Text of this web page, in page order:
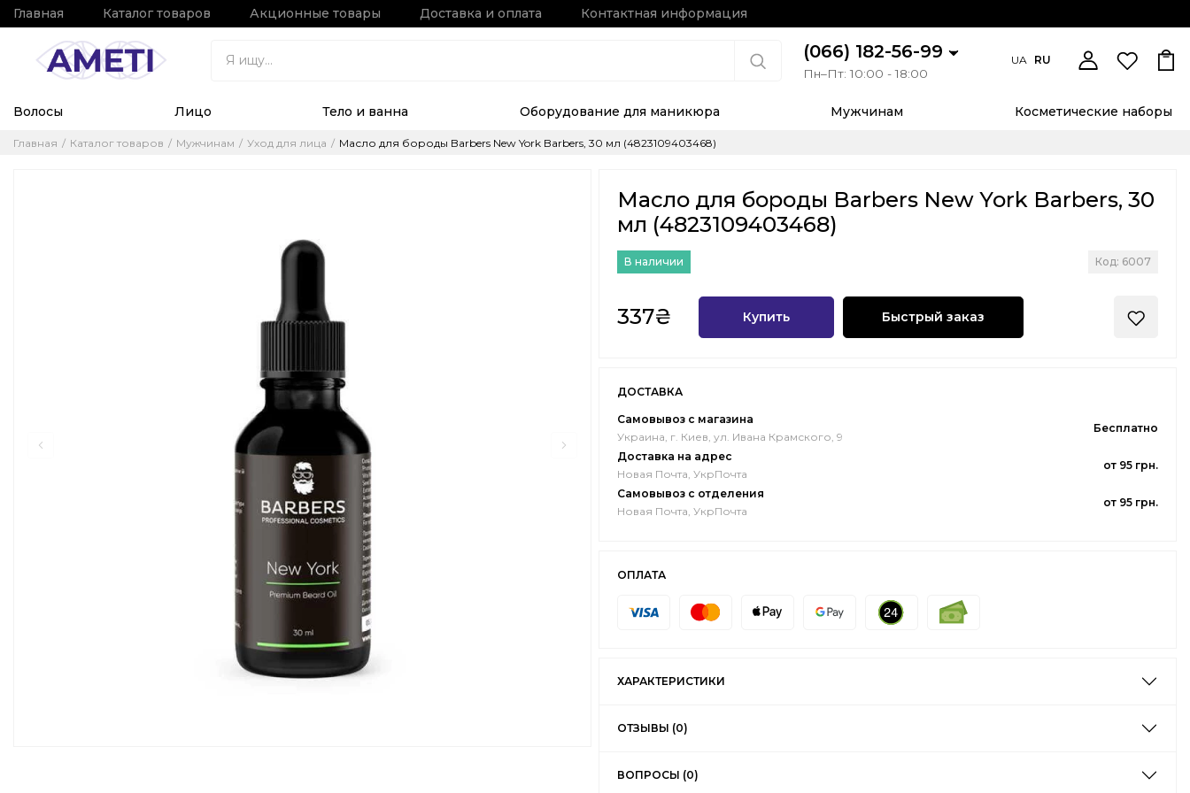
Главная Каталог товаров Акционные товары Доставка и оплата Контактная информация
(066) 182-56-99
Пн–Пт: 10:00 - 18:00
UA RU
Волосы Лицо Тело и ванна Оборудование для маникюра Мужчинам Косметические наборы
Главная Каталог товаров Мужчинам Уход для лица Масло для бороды Barbers New York Barbers, 30 мл (4823109403468)
Масло для бороды Barbers New York Barbers, 30
мл (4823109403468)
В наличии Код: 6007
337₴ Купить Быстрый заказ
ДОСТАВКА
Самовывоз с магазина
Украина, г. Киев, ул. Ивана Крамского, 9
Бесплатно
Доставка на адрес
Новая Почта, УкрПочта
от 95 грн.
Самовывоз с отделения
Новая Почта, УкрПочта
от 95 грн.
ОПЛАТА
ХАРАКТЕРИСТИКИ
ОТЗЫВЫ (0)
ВОПРОСЫ (0)